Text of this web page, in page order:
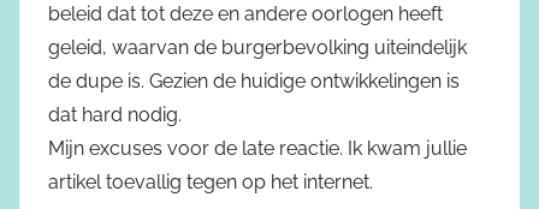
beleid dat tot deze en andere oorlogen heeft
geleid, waarvan de burgerbevolking uiteindelijk
de dupe is. Gezien de huidige ontwikkelingen is
dat hard nodig.
Mijn excuses voor de late reactie. Ik kwam jullie
artikel toevallig tegen op het internet.